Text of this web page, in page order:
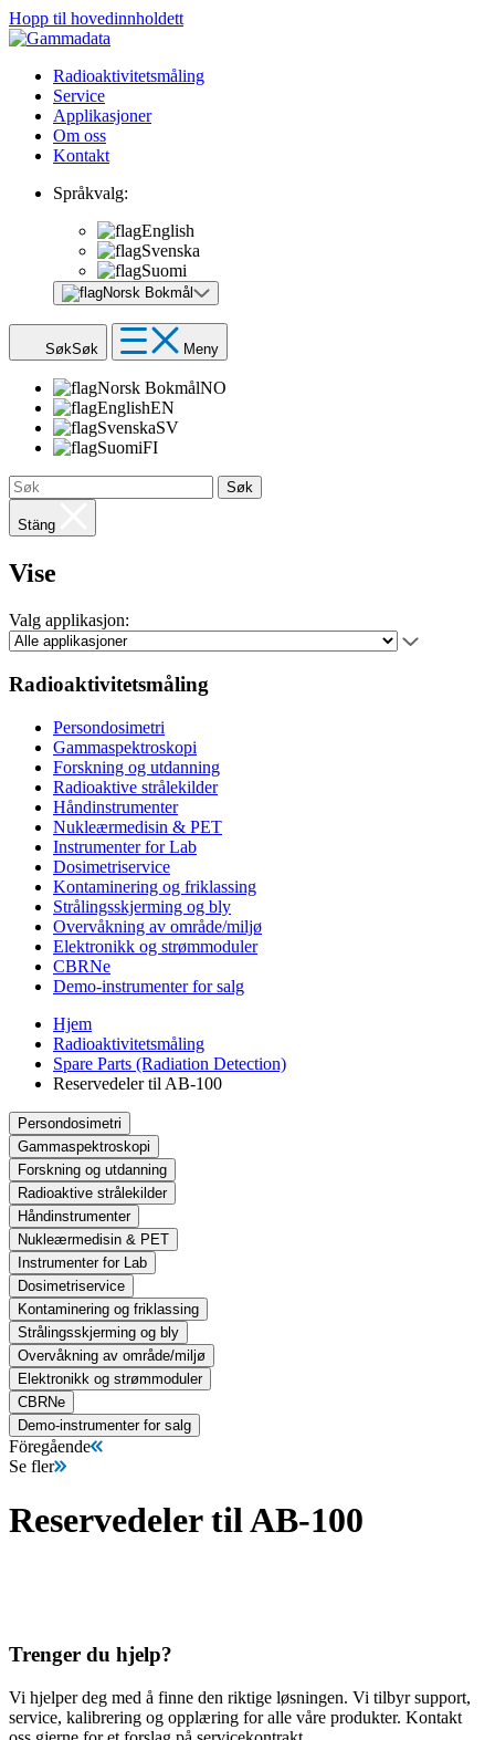
Hopp til hovedinnholdett
Radioaktivitetsmåling
Service
Applikasjoner
Om oss
Kontakt
Språkvalg:
English
Svenska
Suomi
Norsk Bokmål
SøkSøk Meny
Norsk BokmålNO
EnglishEN
SvenskaSV
SuomiFI
Søk
Stäng
Vise
Valg applikasjon:
Radioaktivitetsmåling
Persondosimetri
Gammaspektroskopi
Forskning og utdanning
Radioaktive strålekilder
Håndinstrumenter
Nukleærmedisin & PET
Instrumenter for Lab
Dosimetriservice
Kontaminering og friklassing
Strålingsskjerming og bly
Overvåkning av område/miljø
Elektronikk og strømmoduler
CBRNe
Demo-instrumenter for salg
Hjem
Radioaktivitetsmåling
Spare Parts (Radiation Detection)
Reservedeler til AB-100
Persondosimetri
Gammaspektroskopi
Forskning og utdanning
Radioaktive strålekilder
Håndinstrumenter
Nukleærmedisin & PET
Instrumenter for Lab
Dosimetriservice
Kontaminering og friklassing
Strålingsskjerming og bly
Overvåkning av område/miljø
Elektronikk og strømmoduler
CBRNe
Demo-instrumenter for salg
Föregående
Se fler
Reservedeler til AB-100
Trenger du hjelp?
Vi hjelper deg med å finne den riktige løsningen. Vi tilbyr support,
service, kalibrering og opplæring for alle våre produkter. Kontakt